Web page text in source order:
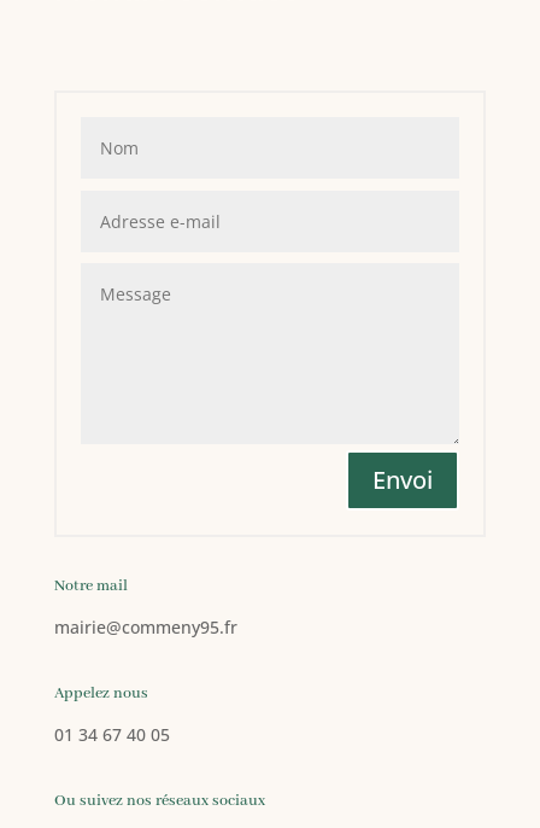
Envoi
Notre mail
mairie@commeny95.fr
Appelez nous
01 34 67 40 05
Ou suivez nos réseaux sociaux